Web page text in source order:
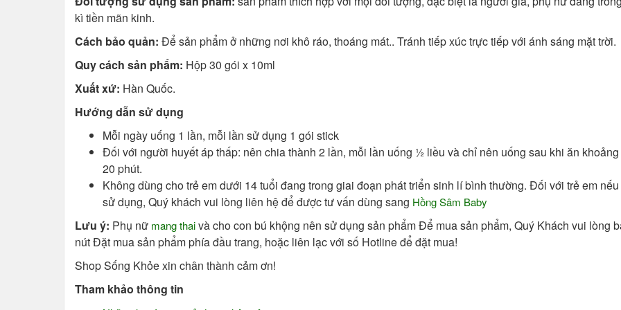
kì tiền mãn kinh.
Cách bảo quản: Để sản phẩm ở những nơi khô ráo, thoáng mát.. Tránh tiếp xúc trực tiếp với ánh sáng mặt trời.
Quy cách sản phẩm: Hộp 30 gói x 10ml
Xuất xứ: Hàn Quốc.
Hướng dẫn sử dụng
Mỗi ngày uống 1 lần, mỗi lần sử dụng 1 gói stick
Đối với người huyết áp thấp: nên chia thành 2 lần, mỗi lần uống ½ liều và chỉ nên uống sau khi ăn
20 phút.
Không dùng cho trẻ em dưới 14 tuổi đang trong giai đoạn phát triển sinh lí bình thường. Đối với trẻ em
sử dụng, Quý khách vui lòng liên hệ để được tư vấn dùng sang Hồng Sâm Baby
Lưu ý: Phụ nữ mang thaivà cho con bú khộng nên sử dụng sản phẩm Để mua sản phẩm, Quý Khách vui lòng
nút Đặt mua sản phẩm phía đầu trang, hoặc liên lạc với số Hotline để đặt mua!
Shop Sống Khỏe xin chân thành cảm ơn!
Tham khảo thông tin